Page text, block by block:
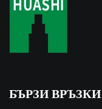
БЪРЗИ ВРЪЗКИ